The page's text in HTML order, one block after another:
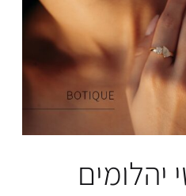
יהלומים